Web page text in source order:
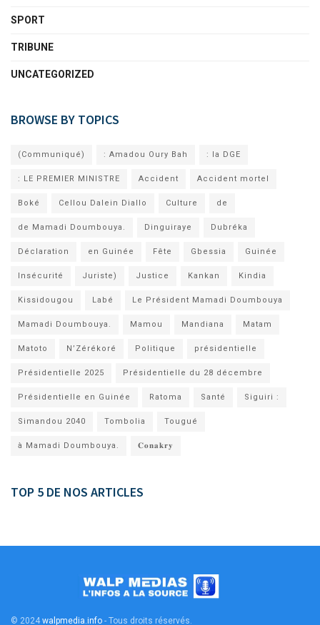
SPORT
TRIBUNE
UNCATEGORIZED
BROWSE BY TOPICS
(Communiqué) : Amadou Oury Bah : la DGE
: LE PREMIER MINISTRE Accident Accident mortel
Boké Cellou Dalein Diallo Culture de
de Mamadi Doumbouya. Dinguiraye Dubréka
Déclaration en Guinée Fête Gbessia Guinée
Insécurité Juriste) Justice Kankan Kindia
Kissidougou Labé Le Président Mamadi Doumbouya
Mamadi Doumbouya. Mamou Mandiana Matam
Matoto N’Zérékoré Politique présidentielle
Présidentielle 2025 Présidentielle du 28 décembre
Présidentielle en Guinée Ratoma Santé Siguiri :
Simandou 2040 Tombolia Tougué
à Mamadi Doumbouya. 𝐂𝐨𝐧𝐚𝐤𝐫𝐲
TOP 5 DE NOS ARTICLES
© 2024 walpmedia.info - Tous droits réservés.